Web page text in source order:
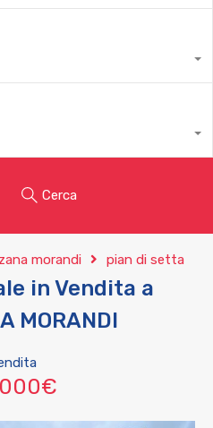
Cerca
morandi pian di setta
in Vendita a
MORANDI